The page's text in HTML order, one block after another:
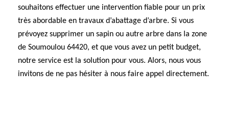
souhaitons effectuer une intervention fiable pour un prix
très abordable en travaux d’abattage d’arbre. Si vous
prévoyez supprimer un sapin ou autre arbre dans la zone
de Soumoulou 64420, et que vous avez un petit budget,
notre service est la solution pour vous. Alors, nous vous
invitons de ne pas hésiter à nous faire appel directement.